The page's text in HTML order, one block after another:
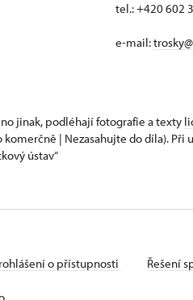
tel.: +420 602
e-mail:
jinak, podléhají fotografie a texty
| Nezasahujte do díla). Při
ústav“
o přístupnosti Řešení